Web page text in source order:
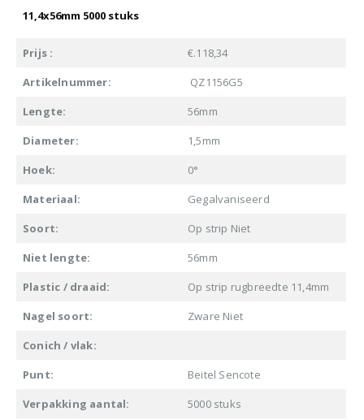
11,4x56mm 5000 stuks
Prijs :
€.118,34
Artikelnummer:
QZ1156G5
Lengte:
56mm
Diameter:
1,5mm
Hoek:
0°
Materiaal:
Gegalvaniseerd
Soort:
Op strip Niet
Niet lengte:
56mm
Plastic / draaid:
Op strip rugbreedte 11,4mm
Nagel soort:
Zware Niet
Conich / vlak:
Punt:
Beitel Sencote
Verpakking aantal:
5000 stuks